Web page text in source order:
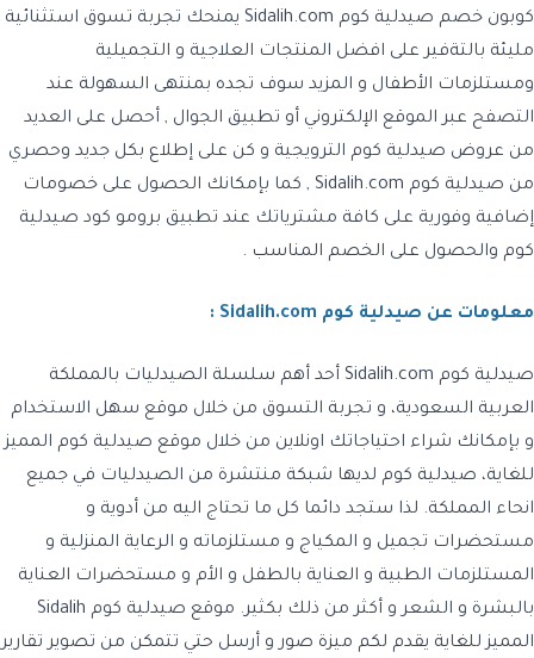
كوبون خصم صيدلية كوم Sidalih.com
يمنحك تجربة تسوق استثنائية
مليئة بالتةفير على افضل المنتجات العلاجية و التجميلية
ومستلزمات الأطفال و المزيد سوف تجده بمنتهى السهولة عند
التصفح عبر الموقع الإلكتروني أو تطبيق الجوال , أحصل على العديد
من عروض صيدلية كوم الترويجية و كن على إطلاع بكل جديد وحصري
من صيدلية كوم Sidalih.com ,
كما بإمكانك الحصول على خصومات
إضافية وفورية على كافة مشترياتك عند تطبيق برومو كود صيدلية
كوم والحصول على الخصم المناسب .
معلومات عن صيدلية كوم Sidalih.com :
صيدلية كوم Sidalih.com
أحد أهم سلسلة الصيدليات بالمملكة
العربية السعودية، و تجربة التسوق من خلال موقع سهل الاستخدام
و بإمكانك شراء احتياجاتك اونلاين من خلال موقع صيدلية كوم المميز
للغاية، صيدلية كوم لديها شبكة منتشرة من الصيدليات في جميع
انحاء المملكة. لذا ستجد دائما كل ما تحتاج اليه من أدوية و
مستحضرات تجميل و المكياج و مستلزماته و الرعاية المنزلية و
المستلزمات الطبية و العناية بالطفل و الأم و مستحضرات العناية
بالبشرة و الشعر و أكثر من ذلك بكثير. موقع صيدلية كوم Sidalih
المميز للغاية يقدم لكم ميزة صور و أرسل حتي تتمكن من تصوير تقارير